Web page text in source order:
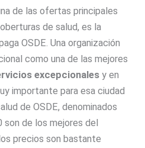
de las ofertas principales
de salud, es la
OSDE. Una organización
como una de las mejores
excepcionales y en
importante para esa ciudad
de OSDE, denominados
son de los mejores del
precios son bastante